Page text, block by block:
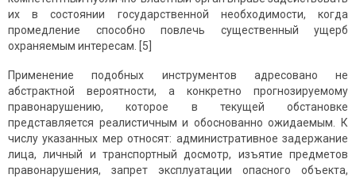
их в состоянии государственной необходимости, когда
промедление способно повлечь существенный ущерб
охраняемым интересам. [5]
Применение подобных инструментов адресовано не
абстрактной вероятности, а конкретно прогнозируемому
правонарушению, которое в текущей обстановке
представляется реалистичным и обоснованно ожидаемым. К
числу указанных мер относят: административное задержание
лица, личный и транспортный досмотр, изъятие предметов
правонарушения, запрет эксплуатации опасного объекта,